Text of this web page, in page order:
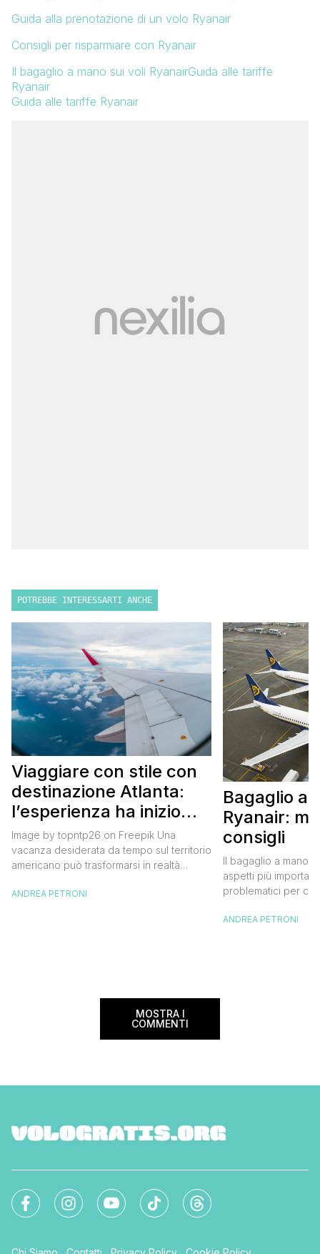
Guida alla prenotazione di un volo Ryanair
Consigli per risparmiare con Ryanair
Il bagaglio a mano sui voli RyanairGuida alle tariffe
Ryanair
Guida alle tariffe Ryanair
POTREBBE INTERESSARTI ANCHE
Viaggiare con stile con
destinazione Atlanta:
l’esperienza ha inizio
con un volo Air France
Image by topntp26 on Freepik Una
vacanza desiderata da tempo sul territorio
americano può trasformarsi in realtà
France. Tale realtà, fondata nel 1933, ha
ANDREA PETRONI
Bagaglio a
Ryanair:
consigli
Il bagaglio a mano
aspetti più
problematici per chi
bagaglio cambiano
ANDREA PETRONI
MOSTRA I
COMMENTI